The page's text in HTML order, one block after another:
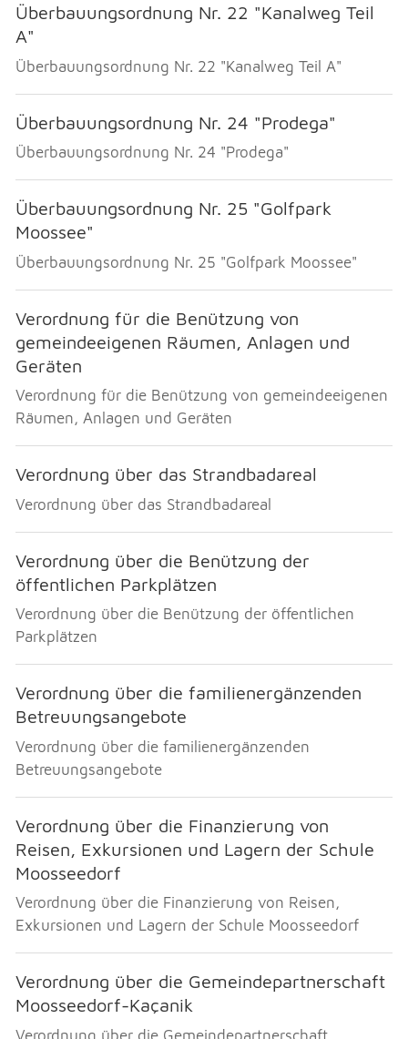
Überbauungsordnung Nr. 22 "Kanalweg Teil
A"
Überbauungsordnung Nr. 22 "Kanalweg Teil A"
Überbauungsordnung Nr. 24 "Prodega"
Überbauungsordnung Nr. 24 "Prodega"
Überbauungsordnung Nr. 25 "Golfpark
Moossee"
Überbauungsordnung Nr. 25 "Golfpark Moossee"
Verordnung für die Benützung von
gemeindeeigenen Räumen, Anlagen und
Geräten
Verordnung für die Benützung von gemeindeeigenen
Räumen, Anlagen und Geräten
Verordnung über das Strandbadareal
Verordnung über das Strandbadareal
Verordnung über die Benützung der
öffentlichen Parkplätzen
Verordnung über die Benützung der öffentlichen
Parkplätzen
Verordnung über die familienergänzenden
Betreuungsangebote
Verordnung über die familienergänzenden
Betreuungsangebote
Verordnung über die Finanzierung von
Reisen, Exkursionen und Lagern der Schule
Moosseedorf
Verordnung über die Finanzierung von Reisen,
Exkursionen und Lagern der Schule Moosseedorf
Verordnung über die Gemeindepartnerschaft
Moosseedorf-Kaçanik
Verordnung über die Gemeindepartnerschaft